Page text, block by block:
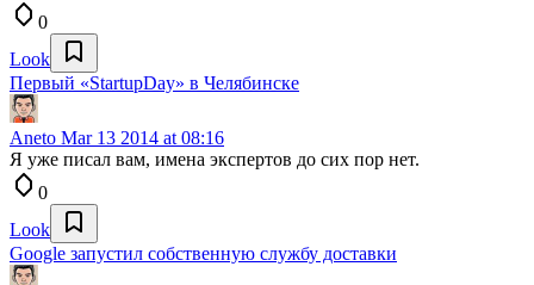
0
Look
Первый «StartupDay» в Челябинске
Aneto Mar 13 2014 at 08:16
Я уже писал вам, имена экспертов до сих пор нет.
0
Look
Google запустил собственную службу доставки